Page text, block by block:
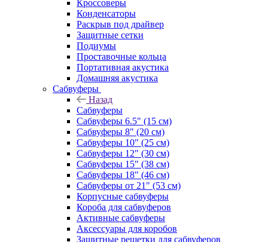
Кроссоверы
Конденсаторы
Раскрыв под драйвер
Защитные сетки
Подиумы
Проставочные кольца
Портативная акустика
Домашняя акустика
Сабвуферы
Назад
Сабвуферы
Сабвуферы 6.5" (15 см)
Сабвуферы 8" (20 см)
Сабвуферы 10" (25 см)
Сабвуферы 12" (30 см)
Сабвуферы 15" (38 см)
Сабвуферы 18" (46 см)
Сабвуферы от 21" (53 см)
Корпусные сабвуферы
Короба для сабвуферов
Активные сабвуферы
Аксессуары для коробов
Защитные решетки для сабвуферов